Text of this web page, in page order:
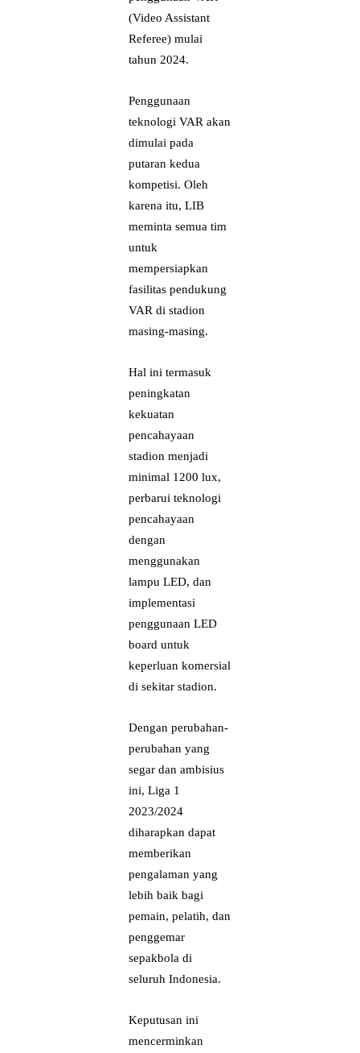
(Video Assistant
Referee) mulai
tahun 2024.
Penggunaan
teknologi VAR akan
dimulai pada
putaran kedua
kompetisi. Oleh
karena itu, LIB
meminta semua tim
untuk
mempersiapkan
fasilitas pendukung
VAR di stadion
masing-masing.
Hal ini termasuk
peningkatan
kekuatan
pencahayaan
stadion menjadi
minimal 1200 lux,
perbarui teknologi
pencahayaan
dengan
menggunakan
lampu LED, dan
implementasi
penggunaan LED
board untuk
keperluan komersial
di sekitar stadion.
Dengan perubahan-
perubahan yang
segar dan ambisius
ini, Liga 1
2023/2024
diharapkan dapat
memberikan
pengalaman yang
lebih baik bagi
pemain, pelatih, dan
penggemar
sepakbola di
seluruh Indonesia.
Keputusan ini
mencerminkan